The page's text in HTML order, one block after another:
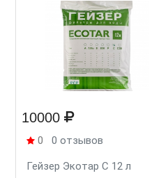
10000
0 0 отзывов
Гейзер Экотар C 12 л